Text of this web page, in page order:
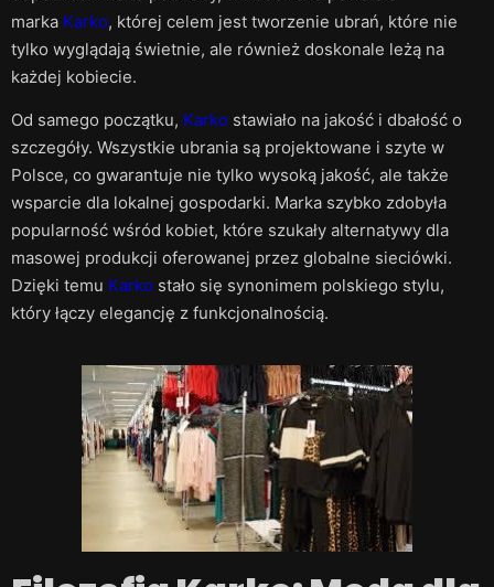
marka Karko, której celem jest tworzenie ubrań, które nie
tylko wyglądają świetnie, ale również doskonale leżą na
każdej kobiecie.
Od samego początku, Karko stawiało na jakość i dbałość o
szczegóły. Wszystkie ubrania są projektowane i szyte w
Polsce, co gwarantuje nie tylko wysoką jakość, ale także
wsparcie dla lokalnej gospodarki. Marka szybko zdobyła
popularność wśród kobiet, które szukały alternatywy dla
masowej produkcji oferowanej przez globalne sieciówki.
Dzięki temu Karko stało się synonimem polskiego stylu,
który łączy elegancję z funkcjonalnością.